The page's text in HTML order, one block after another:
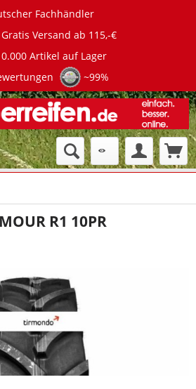
Fachhändler
Gratis Versand ab 115,-€
Artikel auf Lager
~99%
R1 10PR